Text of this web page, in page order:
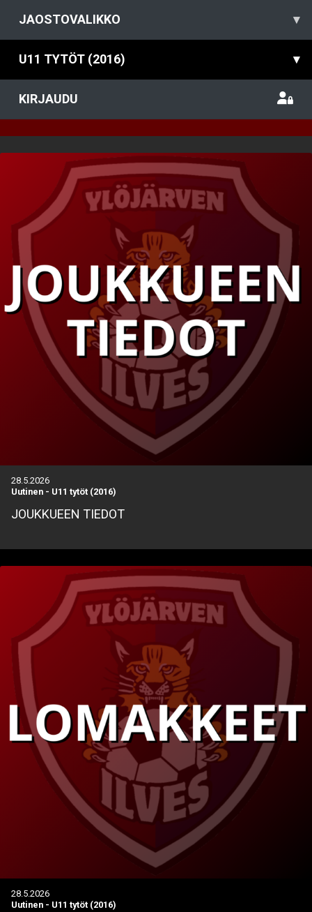
JAOSTOVALIKKO ▾
U11 TYTÖT (2016) ▾
KIRJAUDU
28.5.2026
Uutinen - U11 tytöt (2016)
JOUKKUEEN TIEDOT
28.5.2026
Uutinen - U11 tytöt (2016)